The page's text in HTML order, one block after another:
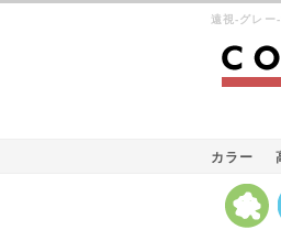
遠視-グレ
カラー
K